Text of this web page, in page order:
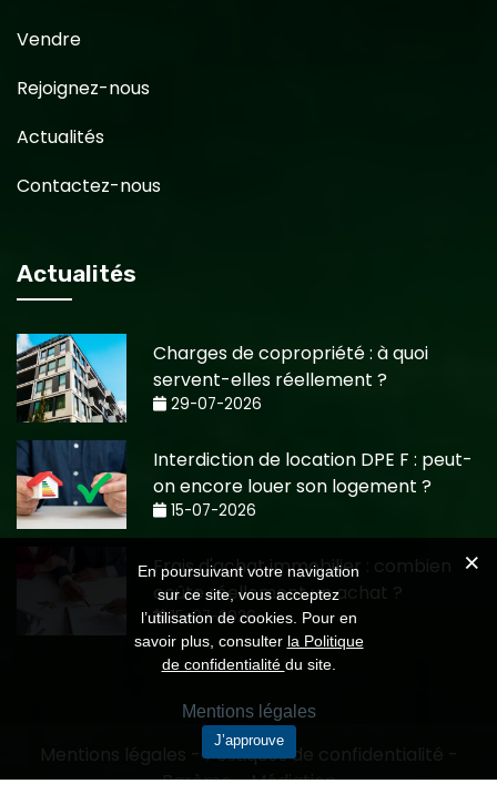
Vendre
Rejoignez-nous
Actualités
Contactez-nous
Actualités
Charges de copropriété : à quoi
servent-elles réellement ?
29-07-2026
Interdiction de location DPE F : peut-
on encore louer son logement ?
15-07-2026
Frais d'achat immobilier : combien
coûte réellement un achat ?
15-07-2026
Mentions légales -Politiques de confidentialité
Barème-Médiation
En poursuivant votre navigation
sur ce site, vous acceptez
l’utilisation de cookies. Pour en
savoir plus, consulter la Politique
de confidentialité du site.
Mentions légales
J’approuve